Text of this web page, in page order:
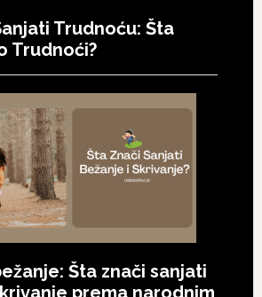
Trudnoću: Šta
Trudnoći?
Šta znači sanjati